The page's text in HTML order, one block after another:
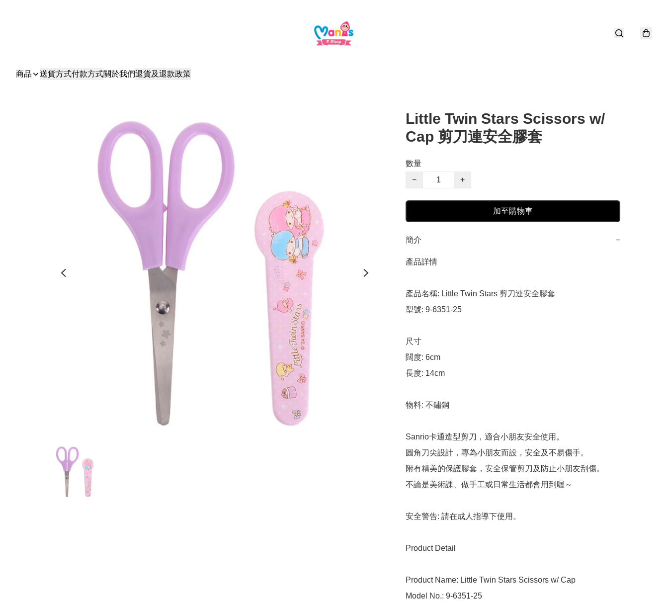
商品 送貨方式付款方式關於我們退貨及退款政策
Little Twin Stars Scissors w/
Cap 剪刀連安全膠套
數量
−
+
加至購物車
簡介 −
產品詳情
產品名稱: Little Twin Stars 剪刀連安全膠套
型號: 9-6351-25
尺寸
闊度: 6cm
長度: 14cm
物料: 不鏽鋼
Sanrio卡通造型剪刀，適合小朋友安全使用。
圓角刀尖設計，專為小朋友而設，安全及不易傷手。
附有精美的保護膠套，安全保管剪刀及防止小朋友刮傷。
不論是美術課、做手工或日常生活都會用到喔～
安全警告: 請在成人指導下使用。
Product Detail
Product Name: Little Twin Stars Scissors w/ Cap
Model No.: 9-6351-25